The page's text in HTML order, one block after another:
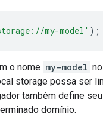
my-model' );
o nome my-model no
storage possa ser
também define
domínio.